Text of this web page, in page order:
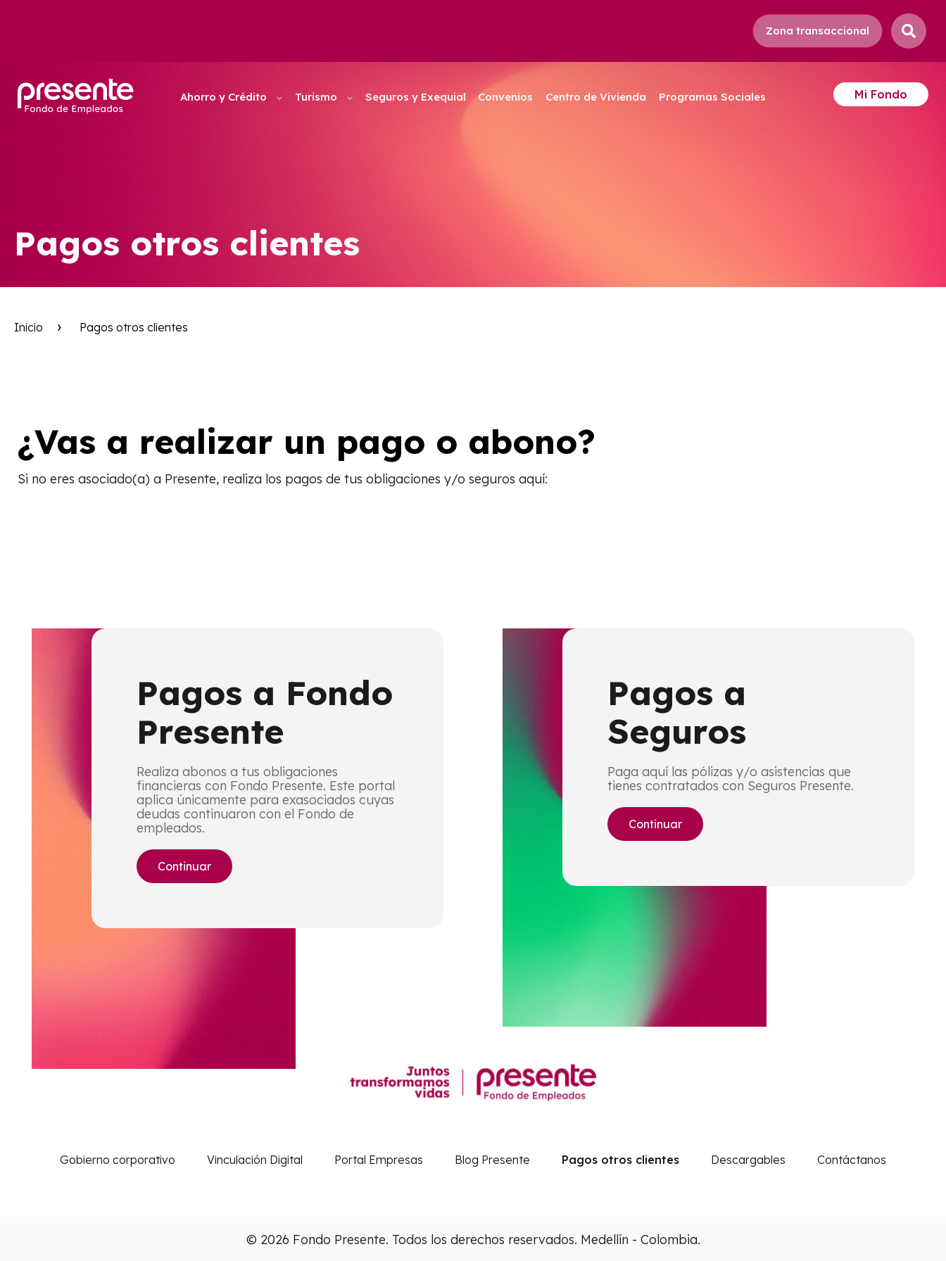
Zona transaccional
Ahorro y Crédito Turismo Seguros y Exequial Convenios Centro de Vivienda Programas Sociales Mi Fondo
Pagos otros clientes
Inicio Pagos otros clientes
¿Vas a realizar un pago o abono?
Si no eres asociado(a) a Presente, realiza los pagos de tus obligaciones y/o seguros aquí:
Pagos a Fondo
Presente
Realiza abonos a tus obligaciones
financieras con Fondo Presente. Este portal
aplica únicamente para exasociados cuyas
deudas continuaron con el Fondo de
empleados.
Continuar
Pagos a
Seguros
Paga aquí las pólizas y/o asistencias que
tienes contratados con Seguros Presente.
Continuar
Gobierno corporativo Vinculación Digital Portal Empresas Blog Presente Pagos otros clientes Descargables Contáctanos
© 2026 Fondo Presente. Todos los derechos reservados. Medellín - Colombia.